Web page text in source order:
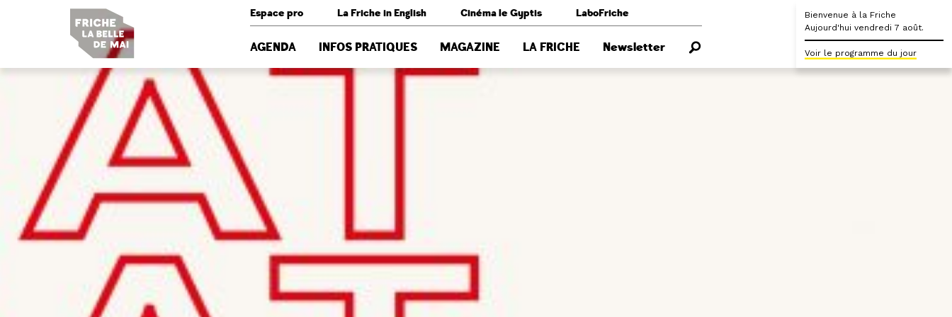
Espace pro La Friche in English Cinéma le Gyptis LaboFriche
AGENDA INFOS PRATIQUES MAGAZINE LA FRICHE Newsletter
Bienvenue à la Friche
Aujourd'hui vendredi 7 août.
Voir le programme du jour
Panneau de gestion des cookies